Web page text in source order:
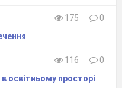
175
0
116
0
освітньому просторі